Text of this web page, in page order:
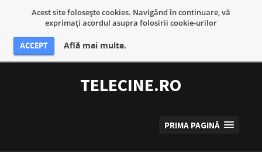
Acest site foloseşte cookies. Navigând în continuare, vă
exprimaţi acordul asupra folosirii cookie-urilor
ACCEPT Află mai multe.
conținut
TELECINE.RO
PRIMA PAGINĂ